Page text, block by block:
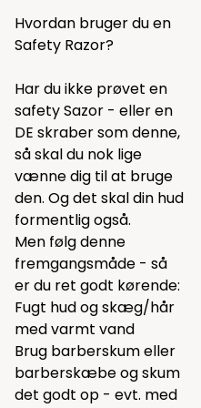
Hvordan bruger du en
Safety Razor?
Har du ikke prøvet en
safety Sazor - eller en
DE skraber som denne,
så skal du nok lige
vænne dig til at bruge
den. Og det skal din hud
formentlig også.
Men følg denne
fremgangsmåde - så
er du ret godt kørende:
Fugt hud og skæg/hår
med varmt vand
Brug barberskum eller
barberskæbe og skum
det godt op - evt. med